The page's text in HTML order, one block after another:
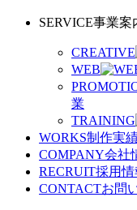
SERVICE事業案
CREATIVE
WEB
業
TRAINING
WORKS制作実
COMPANY会社
RECRUIT採用情
CONTACTお問